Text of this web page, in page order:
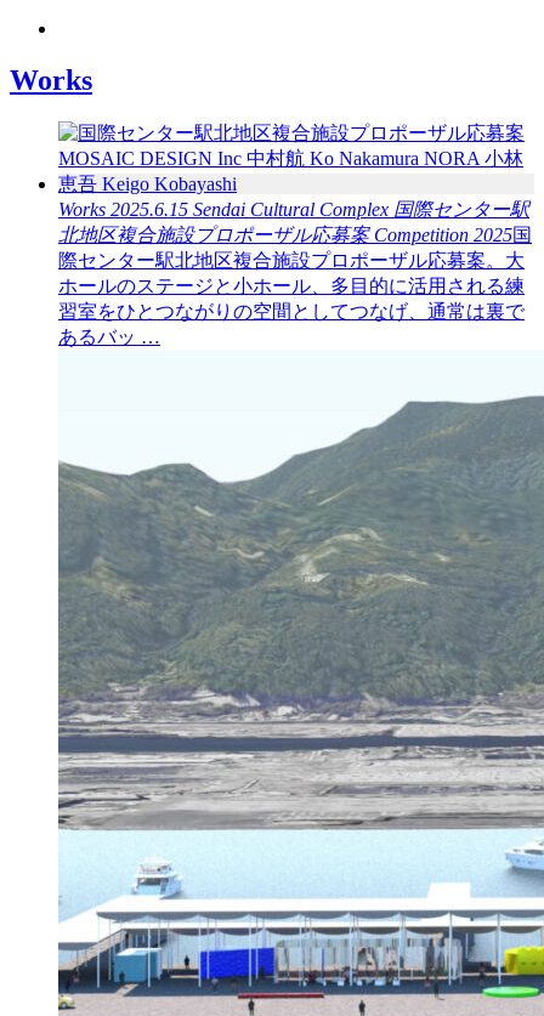
Works
Works 2025.6.15 Sendai Cultural Complex 国際センター駅
北地区複合施設プロポーザル応募案 Competition 2025国
際センター駅北地区複合施設プロポーザル応募案。大
ホールのステージと小ホール、多目的に活用される練
習室をひとつながりの空間としてつなげ、通常は裏で
あるバッ …